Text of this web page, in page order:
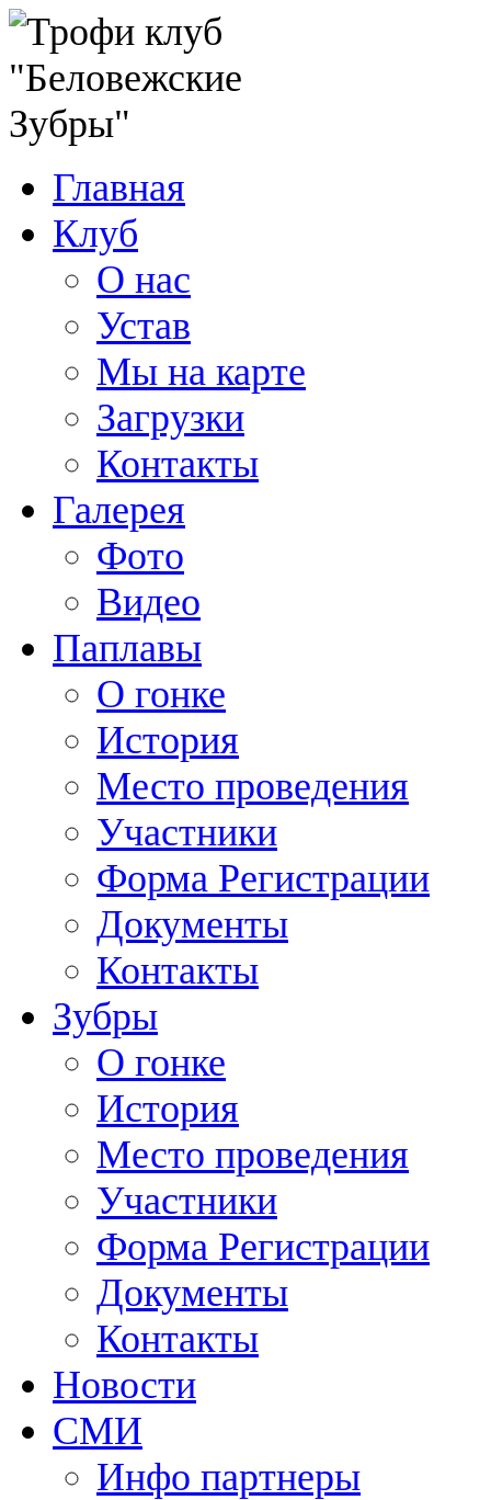
Главная
Клуб
О нас
Устав
Мы на карте
Загрузки
Контакты
Галерея
Фото
Видео
Паплавы
О гонке
История
Место проведения
Участники
Форма Регистрации
Документы
Контакты
Зубры
О гонке
История
Место проведения
Участники
Форма Регистрации
Документы
Контакты
Новости
СМИ
Инфо партнеры